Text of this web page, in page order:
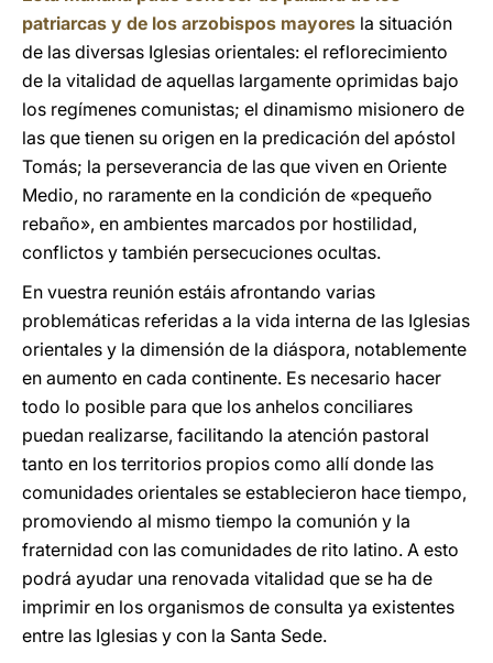
patriarcas y de los arzobispos mayores la situación
de las diversas Iglesias orientales: el reflorecimiento
de la vitalidad de aquellas largamente oprimidas bajo
los regímenes comunistas; el dinamismo misionero de
las que tienen su origen en la predicación del apóstol
Tomás; la perseverancia de las que viven en Oriente
Medio, no raramente en la condición de «pequeño
rebaño», en ambientes marcados por hostilidad,
conflictos y también persecuciones ocultas.
En vuestra reunión estáis afrontando varias
problemáticas referidas a la vida interna de las Iglesias
orientales y la dimensión de la diáspora, notablemente
en aumento en cada continente. Es necesario hacer
todo lo posible para que los anhelos conciliares
puedan realizarse, facilitando la atención pastoral
tanto en los territorios propios como allí donde las
comunidades orientales se establecieron hace tiempo,
promoviendo al mismo tiempo la comunión y la
fraternidad con las comunidades de rito latino. A esto
podrá ayudar una renovada vitalidad que se ha de
imprimir en los organismos de consulta ya existentes
entre las Iglesias y con la Santa Sede.